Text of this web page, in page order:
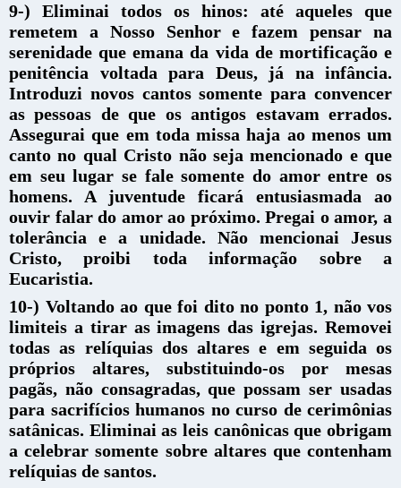
9-) Eliminai todos os hinos: até aqueles que
remetem a Nosso Senhor e fazem pensar na
serenidade que emana da vida de mortificação e
penitência voltada para Deus, já na infância.
Introduzi novos cantos somente para convencer
as pessoas de que os antigos estavam errados.
Assegurai que em toda missa haja ao menos um
canto no qual Cristo não seja mencionado e que
em seu lugar se fale somente do amor entre os
homens. A juventude ficará entusiasmada ao
ouvir falar do amor ao próximo. Pregai o amor, a
tolerância e a unidade. Não mencionai Jesus
Cristo, proibi toda informação sobre a
Eucaristia.
10-) Voltando ao que foi dito no ponto 1, não vos
limiteis a tirar as imagens das igrejas. Removei
todas as relíquias dos altares e em seguida os
próprios altares, substituindo-os por mesas
pagãs, não consagradas, que possam ser usadas
para sacrifícios humanos no curso de cerimônias
satânicas. Eliminai as leis canônicas que obrigam
a celebrar somente sobre altares que contenham
relíquias de santos.